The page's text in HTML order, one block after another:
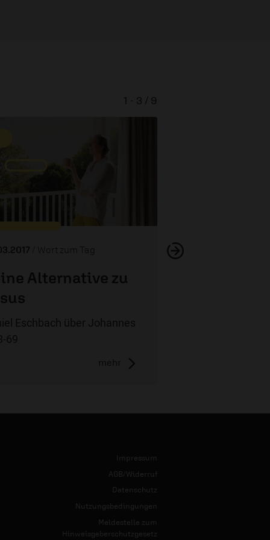
/ Wort zum Tag
Alternative zu
Eschbach über Johannes
69
mehr
1 - 3 / 9
Impressum
AGB/Widerruf
Datenschutz
Nutzungsbedingungen
Meldestelle zum
Hinweisgeberschutzgesetz